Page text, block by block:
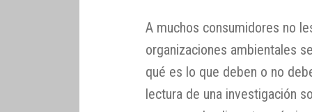
A muchos consumidores no
organizaciones ambientales
qué es lo que deben o no
lectura de una investigación